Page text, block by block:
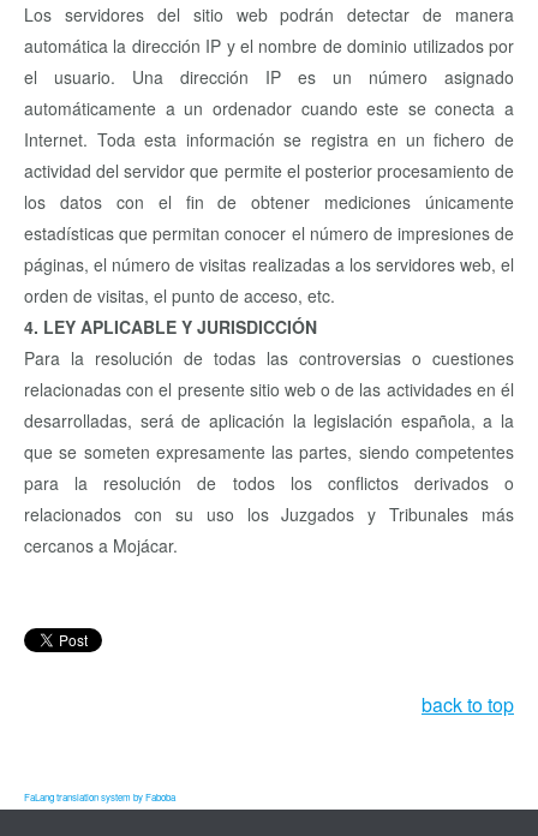
Los servidores del sitio web podrán detectar de manera
automática la dirección IP y el nombre de dominio utilizados por
el usuario. Una dirección IP es un número asignado
automáticamente a un ordenador cuando este se conecta a
Internet. Toda esta información se registra en un fichero de
actividad del servidor que permite el posterior procesamiento de
los datos con el fin de obtener mediciones únicamente
estadísticas que permitan conocer el número de impresiones de
páginas, el número de visitas realizadas a los servidores web, el
orden de visitas, el punto de acceso, etc.
4. LEY APLICABLE Y JURISDICCIÓN
Para la resolución de todas las controversias o cuestiones
relacionadas con el presente sitio web o de las actividades en él
desarrolladas, será de aplicación la legislación española, a la
que se someten expresamente las partes, siendo competentes
para la resolución de todos los conflictos derivados o
relacionados con su uso los Juzgados y Tribunales más
cercanos a Mojácar.
back to top
FaLang translation system by Faboba